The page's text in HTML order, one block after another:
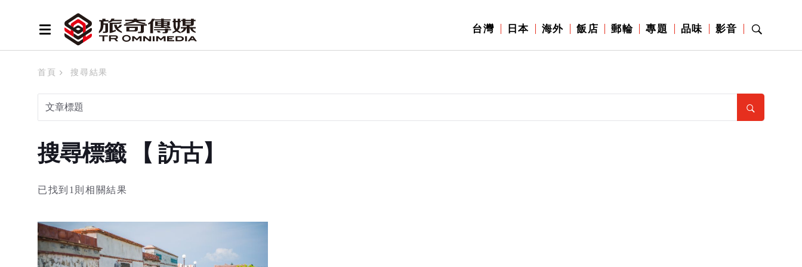
台灣 日本 海外 飯店 郵輪 專題 品味 影音
首頁 搜尋結果
搜尋標籤 【 訪古】
已找到1則相關結果